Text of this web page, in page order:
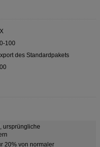
100
des Standardpakets
ursprüngliche
20% von normaler